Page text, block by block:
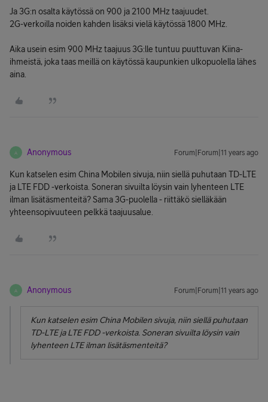
Ja 3G:n osalta käytössä on 900 ja 2100 MHz taajuudet.
2G-verkoilla noiden kahden lisäksi vielä käytössä 1800 MHz.
Aika usein esim 900 MHz taajuus 3G:lle tuntuu puuttuvan Kiina-
ihmeistä, joka taas meillä on käytössä kaupunkien ulkopuolella lähes
aina.
A Anonymous Forum|Forum|11 years ago
Kun katselen esim China Mobilen sivuja, niin siellä puhutaan TD-LTE
ja LTE FDD -verkoista. Soneran sivuilta löysin vain lyhenteen LTE
ilman lisätäsmenteitä? Sama 3G-puolella - riittäkö sielläkään
yhteensopivuuteen pelkkä taajuusalue.
A Anonymous Forum|Forum|11 years ago
Kun katselen esim China Mobilen sivuja, niin siellä puhutaan
TD-LTE ja LTE FDD -verkoista. Soneran sivuilta löysin vain
lyhenteen LTE ilman lisätäsmenteitä?